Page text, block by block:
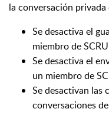
la conversación
Se desactiva el
miembro de
Se desactiva el
un miembro de
Se desactivan las
conversaciones